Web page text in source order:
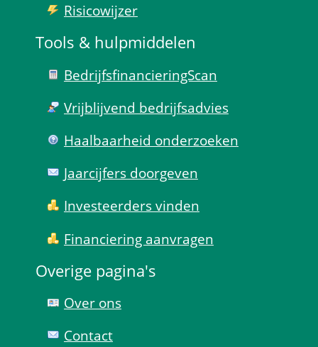
Risico­wijzer
Tools & hulp­middelen
Bedrijfsfinanciering­Scan
Vrijblijvend bedrijfs­advies
Haal­baar­heid onder­zoeken
Jaarcijfers doorgeven
Investeerders vinden
Financiering aanvragen
Overige pagina's
Over ons
Contact